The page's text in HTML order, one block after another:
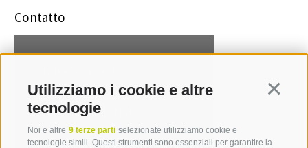
Utilizziamo i cookie e altre
tecnologie
Noi e altre 9 terze parti selezionate utilizziamo cookie e
tecnologie simili. Questi strumenti sono essenziali per garantire la
Contatto
T +39 0471 094 233
sabine.schnarf[at]idm-
suedtirol.com